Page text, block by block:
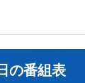
の番組表